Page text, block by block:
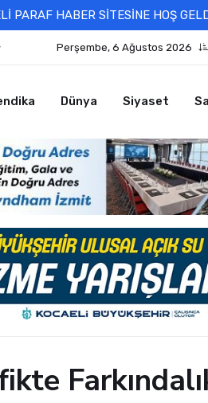
PARAF HABER SİTESİNE HOŞ
Perşembe, 6 Ağustos 2026
Dünya Siyaset